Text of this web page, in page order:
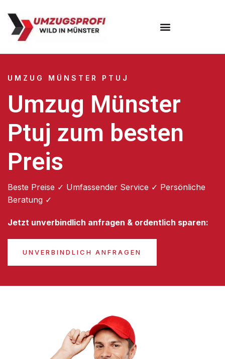
UMZUG MÜNSTER PTUJ
Umzug Münster
Ptuj zum besten
Preis
Beste Preise ✓ Umfassender Service ✓ Persönliche
Beratung ✓
Jetzt unverbindlich anfragen & ordentlich sparen:
UNVERBINDLICH ANFRAGEN